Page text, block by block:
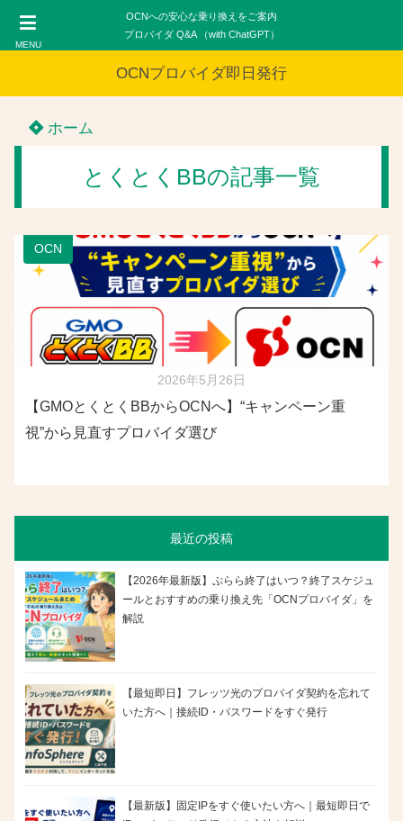
MENU
OCNへの安心な乗り換えをご案内
プロバイダ Q&A （with ChatGPT）
OCNプロバイダ即日発行
ホーム
とくとくBBの記事一覧
OCN
2026年5月26日
【GMOとくとくBBからOCNへ】“キャンペーン重
視”から見直すプロバイダ選び
最近の投稿
【2026年最新版】ぷらら終了はいつ？終了スケジュ
ールとおすすめの乗り換え先「OCNプロバイダ」を
解説
【最短即日】フレッツ光のプロバイダ契約を忘れて
いた方へ｜接続ID・パスワードをすぐ発行
【最新版】固定IPをすぐ使いたい方へ｜最短即日で